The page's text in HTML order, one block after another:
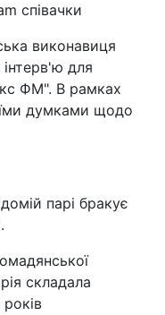
співачки
виконавиця
для
ФМ". В рамках
думками щодо
парі бракує
складала
років